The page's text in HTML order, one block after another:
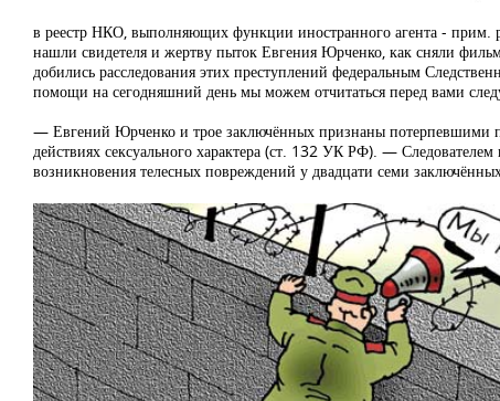
в реестр НКО, выполняющих функции иностранного агента - прим.
нашли свидетеля и жертву пыток Евгения Юрченко, как сняли
добились расследования этих преступлений федеральным
помощи на сегодняшний день мы можем отчитаться перед вами
— Евгений Юрченко и трое заключённых признаны
действиях сексуального характера (ст. 132 УК РФ). —
возникновения телесных повреждений у двадцати семи